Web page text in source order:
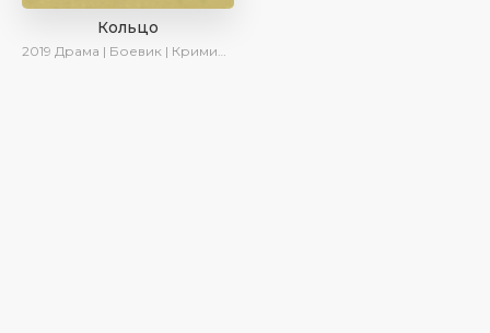
Кольцо
2019 Драма | Боевик | Криминал